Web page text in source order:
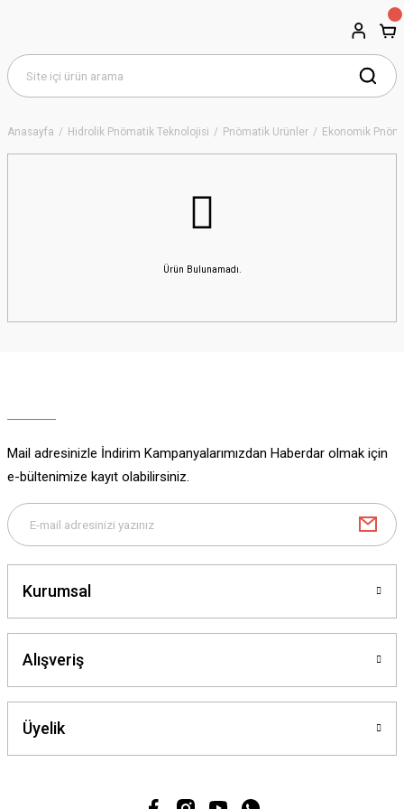
Anasayfa Hidrolik Pnömatik Teknolojisi Pnömatik Ürünler Ekonomik
Ürün Bulunamadı.
Mail adresinizle İndirim Kampanyalarımızdan Haberdar olmak için
e-bültenimize kayıt olabilirsiniz.
Kurumsal
Alışveriş
Üyelik